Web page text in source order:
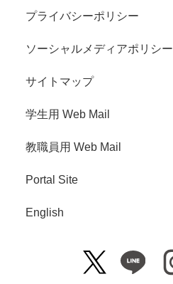
プライバシーポリシー
ソーシャルメディアポリシー
サイトマップ
学生用 Web Mail
教職員用 Web Mail
Portal Site
English